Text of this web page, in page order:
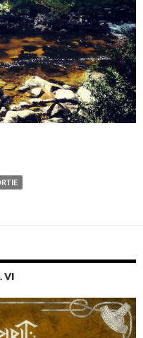
: nouvel EP sorti
VI